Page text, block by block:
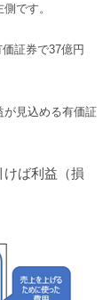
です。
証券で37億円
が見込める有価証
ば利益（損